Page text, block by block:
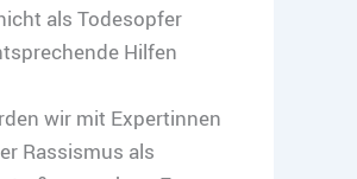
als Todesopfer
Hilfen
wir mit Expertinnen
Rassismus als